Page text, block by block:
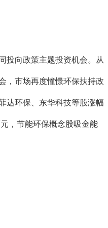
投向政策主题投资机会。从
，市场再度憧憬环保扶持政
达环保、东华科技等股涨幅
，节能环保概念股吸金能